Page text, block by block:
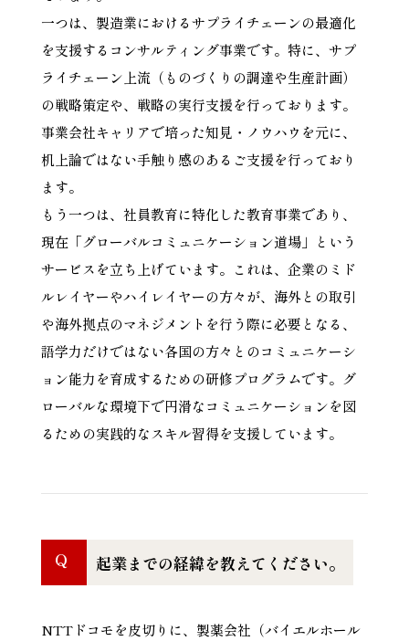
一つは、製造業におけるサプライチェーンの最適化
を支援するコンサルティング事業です。特に、サプ
ライチェーン上流（ものづくりの調達や生産計画）
の戦略策定や、戦略の実行支援を行っております。
事業会社キャリアで培った知見・ノウハウを元に、
机上論ではない手触り感のあるご支援を行っており
ます。
もう一つは、社員教育に特化した教育事業であり、
現在「グローバルコミュニケーション道場」という
サービスを立ち上げています。これは、企業のミド
ルレイヤーやハイレイヤーの方々が、海外との取引
や海外拠点のマネジメントを行う際に必要となる、
語学力だけではない各国の方々とのコミュニケーシ
ョン能力を育成するための研修プログラムです。グ
ローバルな環境下で円滑なコミュニケーションを図
るための実践的なスキル習得を支援しています。
Q 起業までの経緯を教えてください。
NTTドコモを皮切りに、製薬会社（バイエルホール